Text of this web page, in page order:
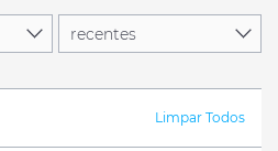
Limpar Todos